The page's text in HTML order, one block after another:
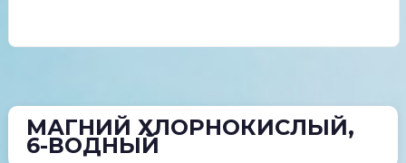
МАГНИЙ ХЛОРНОКИСЛЫЙ,
6-ВОДНЫЙ